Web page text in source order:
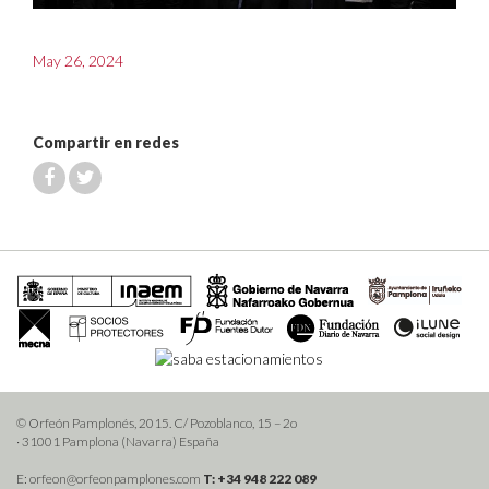
May 26, 2024
Compartir en redes
© Orfeón Pamplonés, 2015. C/ Pozoblanco, 15 – 2o
· 31001 Pamplona (Navarra) España
E: orfeon@orfeonpamplones.com T: +34 948 222 089